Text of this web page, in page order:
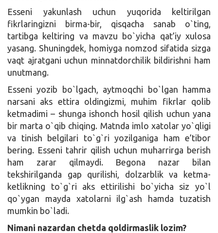
Esseni yakunlash uchun yuqorida keltirilgan
fikrlaringizni birma-bir, qisqacha sanab o`ting,
tartibga keltiring va mavzu bo`yicha qat’iy xulosa
yasang. Shuningdek, homiyga nomzod sifatida sizga
vaqt ajratgani uchun minnatdorchilik bildirishni ham
unutmang.
Esseni yozib bo`lgach, aytmoqchi bo`lgan hamma
narsani aks ettira oldingizmi, muhim fikrlar qolib
ketmadimi – shunga ishonch hosil qilish uchun yana
bir marta o`qib chiqing. Matnda imlo xatolar yo`qligi
va tinish belgilari to`g`ri yozilganiga ham e’tibor
bering. Esseni tahrir qilish uchun muharrirga berish
ham zarar qilmaydi. Begona nazar bilan
tekshirilganda gap qurilishi, dolzarblik va ketma-
ketlikning to`g`ri aks ettirilishi bo`yicha siz yo`l
qo`ygan mayda xatolarni ilg`ash hamda tuzatish
mumkin bo`ladi.
Nimani nazardan chetda qoldirmaslik lozim?